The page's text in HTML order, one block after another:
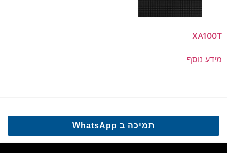
XA100T
מידע נוסף
תמיכה ב WhatsApp